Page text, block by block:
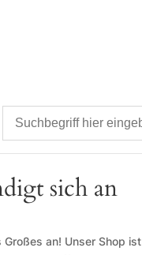
sich an
an! Unser Shop